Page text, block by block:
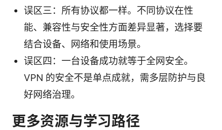
误区三：所有协议都一样。不同协议在性
能、兼容性与安全性方面差异显著，选择要
结合设备、网络和使用场景。
误区四：一台设备成功就等于全网安全。
VPN 的安全不是单点成就，需多层防护与良
好网络治理。
更多资源与学习路径